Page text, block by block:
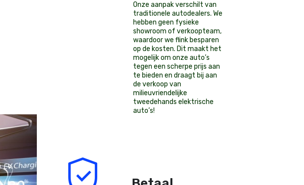
Onze aanpak verschilt van
traditionele autodealers. We
hebben geen fysieke
showroom of verkoopteam,
waardoor we flink besparen
op de kosten. Dit maakt het
mogelijk om onze auto’s
tegen een scherpe prijs aan
te bieden en draagt bij aan
de verkoop van
milieuvriendelijke
tweedehands elektrische
auto’s!